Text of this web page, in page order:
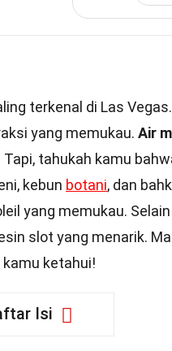
terkenal di Las
yang memukau. Air
tahukah kamu
kebun botani, dan
yang memukau.
slot yang menarik.
ketahui!
Isi